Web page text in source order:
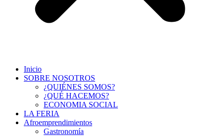
Inicio
SOBRE NOSOTROS
¿QUIÉNES SOMOS?
¿QUÉ HACEMOS?
ECONOMIA SOCIAL
LA FERIA
Afroemprendimientos
Gastronomía